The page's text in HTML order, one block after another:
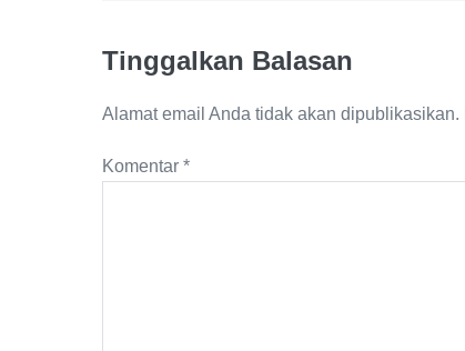
Tinggalkan Balasan
Alamat email Anda tidak akan dipublikasikan.
Komentar *